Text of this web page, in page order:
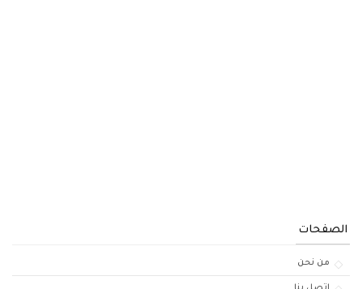
الصفحات
من نحن